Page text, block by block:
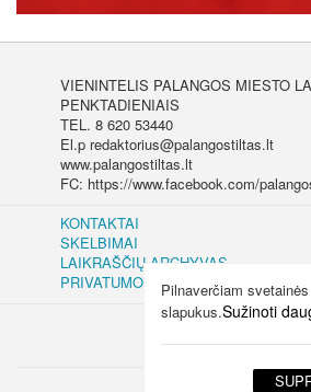
VIENINTELIS PALANGOS MIESTO
PENKTADIENIAIS
TEL. 8 620 53440
El.p redaktorius@palangostiltas.lt
www.palangostiltas.lt
FC: https://www.facebook.com/
KONTAKTAI
SKELBIMAI
LAIKRAŠČIŲ ARCHYVAS
PRIVATUMO IR SLAPUKŲ POLITIKA
Pilnaverčiam
slapukus.Sužinoti